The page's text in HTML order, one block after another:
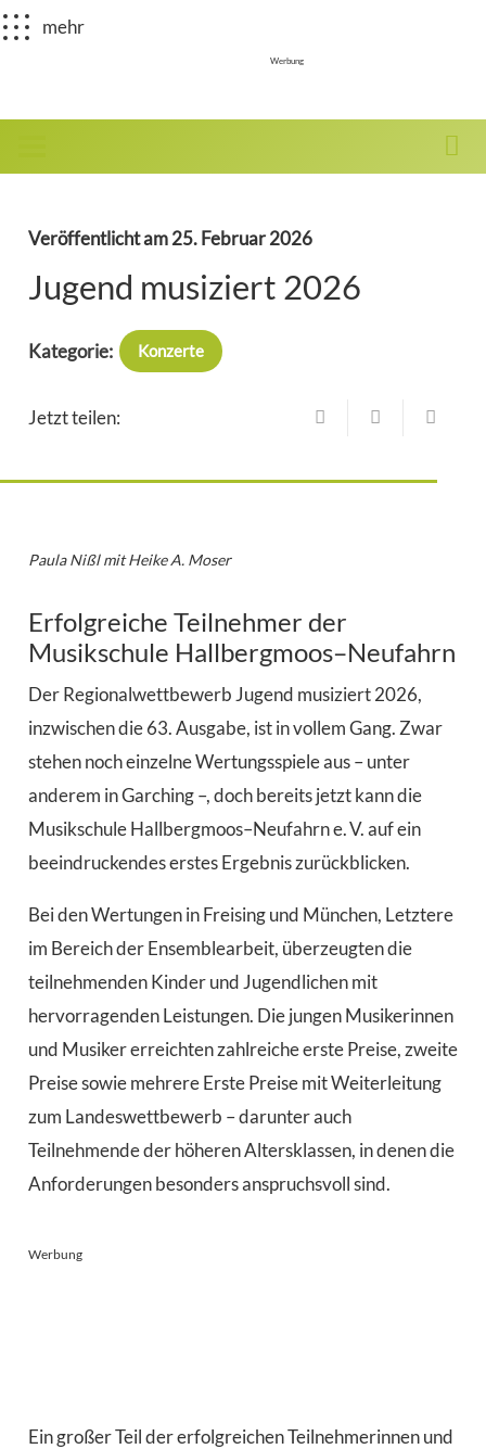
mehr
Werbung
Veröffentlicht am25. Februar 2026
Jugend musiziert 2026
Kategorie: Konzerte
Jetzt teilen:
Paula Nißl mit Heike A. Moser
Erfolgreiche Teilnehmer der
Musikschule Hallbergmoos–Neufahrn
Der Regionalwettbewerb Jugend musiziert 2026,
inzwischen die 63. Ausgabe, ist in vollem Gang. Zwar
stehen noch einzelne Wertungsspiele aus – unter
anderem in Garching –, doch bereits jetzt kann die
Musikschule Hallbergmoos–Neufahrn e. V. auf ein
beeindruckendes erstes Ergebnis zurückblicken.
Bei den Wertungen in Freising und München, Letztere
im Bereich der Ensemblearbeit, überzeugten die
teilnehmenden Kinder und Jugendlichen mit
hervorragenden Leistungen. Die jungen Musikerinnen
und Musiker erreichten zahlreiche erste Preise, zweite
Preise sowie mehrere Erste Preise mit Weiterleitung
zum Landeswettbewerb – darunter auch
Teilnehmende der höheren Altersklassen, in denen die
Anforderungen besonders anspruchsvoll sind.
Werbung
Ein großer Teil der erfolgreichen Teilnehmerinnen und